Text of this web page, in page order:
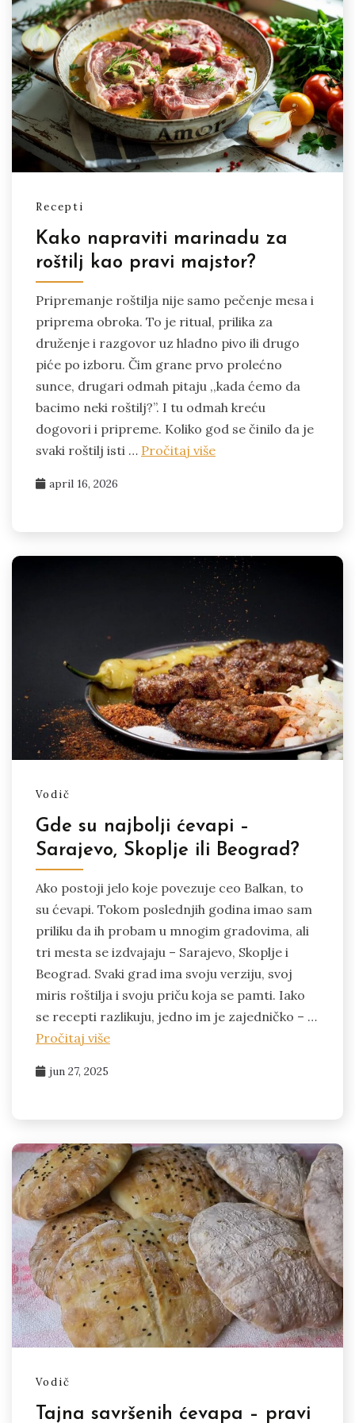
Recepti
Kako napraviti marinadu za
roštilj kao pravi majstor?
Pripremanje roštilja nije samo pečenje mesa i
priprema obroka. To je ritual, prilika za
druženje i razgovor uz hladno pivo ili drugo
piće po izboru. Čim grane prvo prolećno
sunce, drugari odmah pitaju ,,kada ćemo da
bacimo neki roštilj?”. I tu odmah kreću
dogovori i pripreme. Koliko god se činilo da je
svaki roštilj isti … Pročitaj više
april 16, 2026
Vodič
Gde su najbolji ćevapi –
Sarajevo, Skoplje ili Beograd?
Ako postoji jelo koje povezuje ceo Balkan, to
su ćevapi. Tokom poslednjih godina imao sam
priliku da ih probam u mnogim gradovima, ali
tri mesta se izdvajaju – Sarajevo, Skoplje i
Beograd. Svaki grad ima svoju verziju, svoj
miris roštilja i svoju priču koja se pamti. Iako
se recepti razlikuju, jedno im je zajedničko – …
Pročitaj više
jun 27, 2025
Vodič
Tajna savršenih ćevapa – pravi